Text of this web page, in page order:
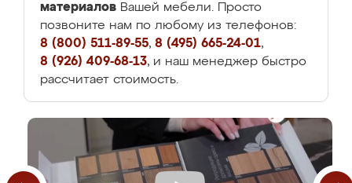
материалов Вашей мебели. Просто
позвоните нам по любому из телефонов:
8 (800) 511-89-55, 8 (495) 665-24-01,
8 (926) 409-68-13, и наш менеджер быстро
рассчитает стоимость.